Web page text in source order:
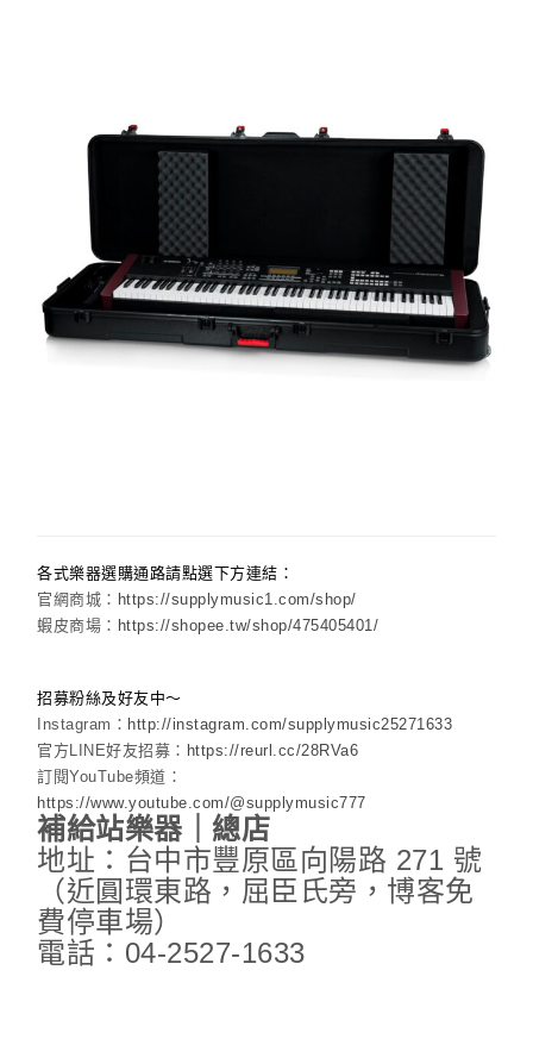
各式樂器選購通路請點選下方連結：
官網商城： https://supplymusic1.com/shop/
蝦皮商場： https://shopee.tw/shop/475405401/
招募粉絲及好友中～
Instagram： http://instagram.com/supplymusic25271633
官方LINE好友招募： https://reurl.cc/28RVa6
訂閱YouTube頻道：
https://www.youtube.com/@supplymusic777
補給站樂器｜總店
地址：台中市豐原區向陽路 271 號
（近圓環東路，屈臣氏旁，博客免
費停車場）
電話：04-2527-1633